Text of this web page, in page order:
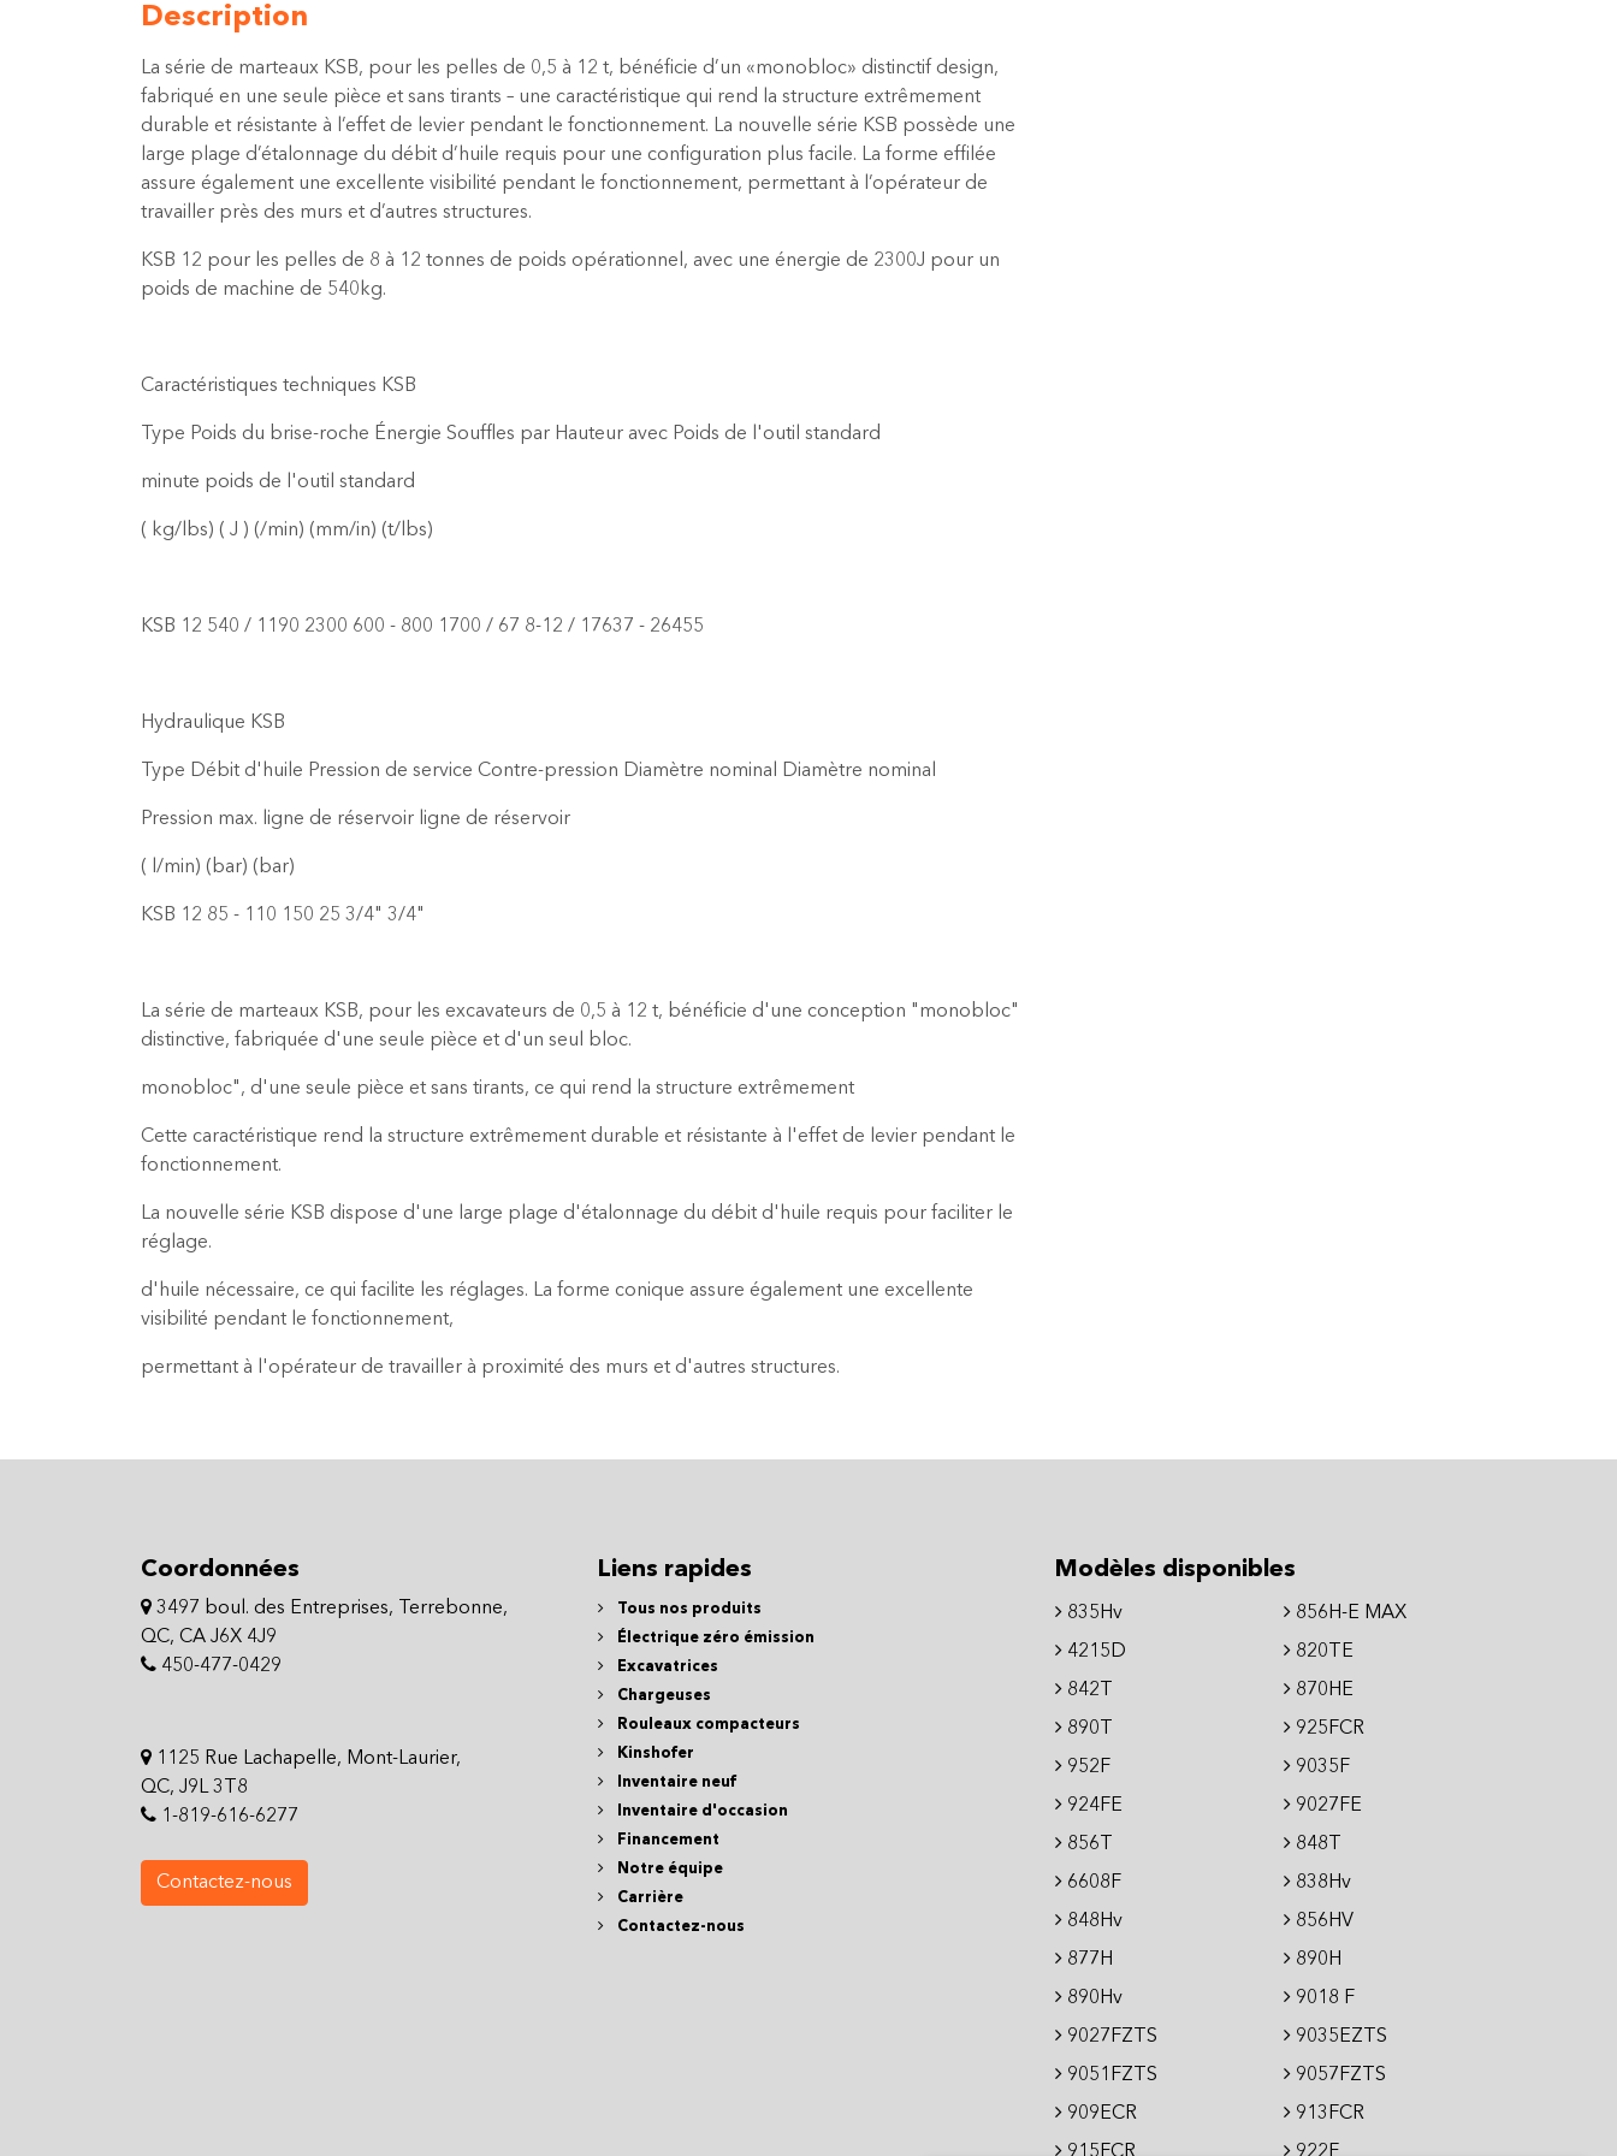
Description
La série de marteaux KSB, pour les pelles de 0,5 à 12 t, bénéficie d’un «monobloc» distinctif design,
fabriqué en une seule pièce et sans tirants – une caractéristique qui rend la structure extrêmement
durable et résistante à l’effet de levier pendant le fonctionnement. La nouvelle série KSB possède une
large plage d’étalonnage du débit d’huile requis pour une configuration plus facile. La forme effilée
assure également une excellente visibilité pendant le fonctionnement, permettant à l’opérateur de
travailler près des murs et d’autres structures.
KSB 12 pour les pelles de 8 à 12 tonnes de poids opérationnel, avec une énergie de 2300J pour un
poids de machine de 540kg.
Caractéristiques techniques KSB
Type Poids du brise-roche Énergie Souffles par Hauteur avec Poids de l'outil standard
minute poids de l'outil standard
( kg/lbs) ( J ) (/min) (mm/in) (t/lbs)
KSB 12 540 / 1190 2300 600 - 800 1700 / 67 8-12 / 17637 - 26455
Hydraulique KSB
Type Débit d'huile Pression de service Contre-pression Diamètre nominal Diamètre nominal
Pression max. ligne de réservoir ligne de réservoir
( l/min) (bar) (bar)
KSB 12 85 - 110 150 25 3/4" 3/4"
La série de marteaux KSB, pour les excavateurs de 0,5 à 12 t, bénéficie d'une conception "monobloc"
distinctive, fabriquée d'une seule pièce et d'un seul bloc.
monobloc", d'une seule pièce et sans tirants, ce qui rend la structure extrêmement
Cette caractéristique rend la structure extrêmement durable et résistante à l'effet de levier pendant le
fonctionnement.
La nouvelle série KSB dispose d'une large plage d'étalonnage du débit d'huile requis pour faciliter le
réglage.
d'huile nécessaire, ce qui facilite les réglages. La forme conique assure également une excellente
visibilité pendant le fonctionnement,
permettant à l'opérateur de travailler à proximité des murs et d'autres structures.
Coordonnées
3497 boul. des Entreprises, Terrebonne,
QC, CA J6X 4J9
450-477-0429
1125 Rue Lachapelle, Mont-Laurier,
QC, J9L 3T8
1-819-616-6277
Contactez-nous
Liens rapides
Tous nos produits
Électrique zéro émission
Excavatrices
Chargeuses
Rouleaux compacteurs
Kinshofer
Inventaire neuf
Inventaire d'occasion
Financement
Notre équipe
Carrière
Contactez-nous
Modèles disponibles
835Hv
856H-E MAX
4215D
820TE
842T
870HE
890T
925FCR
952F
9035F
924FE
9027FE
856T
848T
6608F
838Hv
848Hv
856HV
877H
890H
890Hv
9018 F
9027FZTS
9035EZTS
9051FZTS
9057FZTS
909ECR
913FCR